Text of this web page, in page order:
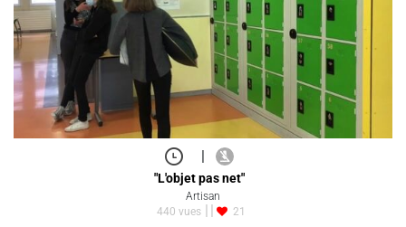
|
"L'objet pas net"
Artisan
440 vues
21